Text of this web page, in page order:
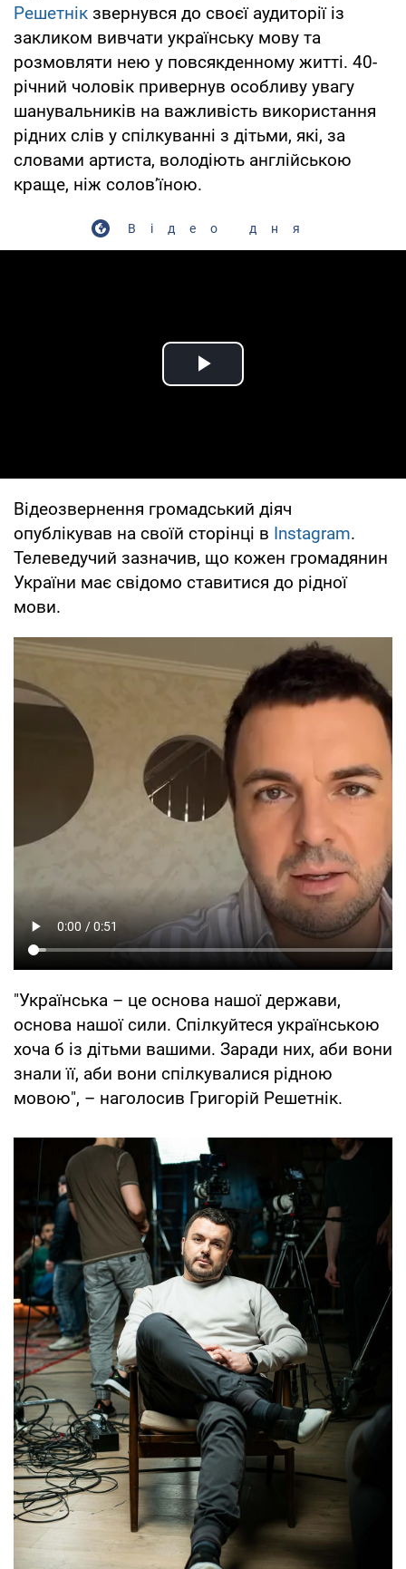
Решетнік звернувся до своєї аудиторії із
закликом вивчати українську мову та
розмовляти нею у повсякденному житті. 40-
річний чоловік привернув особливу увагу
шанувальників на важливість використання
рідних слів у спілкуванні з дітьми, які, за
словами артиста, володіють англійською
краще, ніж солов’їною.
Відео дня
Play Video
Відеозвернення громадський діяч
опублікував на своїй сторінці в Instagram.
Телеведучий зазначив, що кожен громадянин
України має свідомо ставитися до рідної
мови.
"Українська – це основа нашої держави,
основа нашої сили. Спілкуйтеся українською
хоча б із дітьми вашими. Заради них, аби вони
знали її, аби вони спілкувалися рідною
мовою", – наголосив Григорій Решетнік.